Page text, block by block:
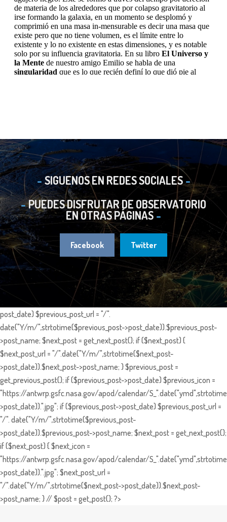
SIGUENOS EN REDES SOCIALES
PUEDES DISFRUTAR DE OBSERVATORIO
EN OTRAS PÁGINAS
Facebook Twitter
post_date) $previous_post_url = "/".
date("Y/m/",strtotime($previous_post->post_date)).$previous_post-
>post_name; $next_post = get_next_post(); if ($next_post) {
$next_post_url = "/".date("Y/m/",strtotime($next_post-
>post_date)).$next_post->post_name; } $previous_post =
get_previous_post(); if ($previous_post->post_date) $previous_icon =
"https://antwrp.gsfc.nasa.gov/apod/calendar/
>post_date)).".jpg"; if ($previous_post->post_date) $previous_post_url =
"/". date("Y/m/",strtotime($previous_post-
>post_date)).$previous_post->post_name; $next_post = get_next_post();
if ($next_post) { $next_icon =
"https://antwrp.gsfc.nasa.gov/apod/calendar/
>post_date)).".jpg"; $next_post_url =
"/".date("Y/m/",strtotime($next_post->post_date)).$next_post-
>post_name; } // $post = get_post(); ?>